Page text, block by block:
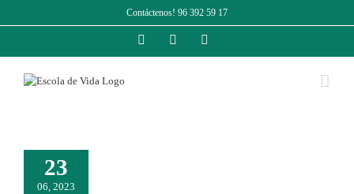
Contáctenos! 96 392 59 17
FacebookInstagram
23
06, 2023